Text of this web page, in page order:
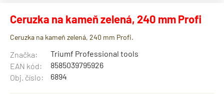
Ceruzka na kameň zelená, 240 mm Profi
Ceruzka na kameň zelená, 240 mm Profi.
Značka:
Triumf Professional tools
EAN kód:
8585039795926
Obj. číslo:
6894